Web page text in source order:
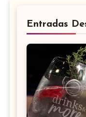
Entradas